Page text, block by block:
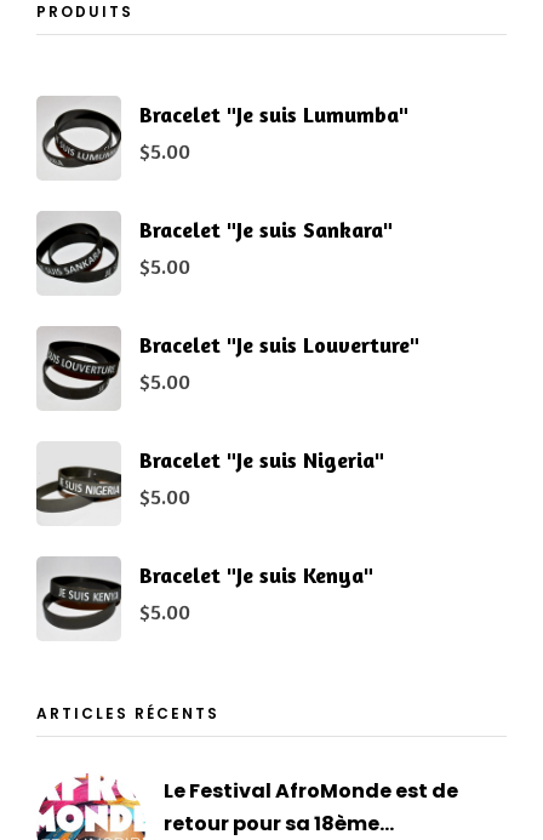
PRODUITS
Bracelet "Je suis Lumumba"
$5.00
Bracelet "Je suis Sankara"
$5.00
Bracelet "Je suis Louverture"
$5.00
Bracelet "Je suis Nigeria"
$5.00
Bracelet "Je suis Kenya"
$5.00
ARTICLES RÉCENTS
Le Festival AfroMonde est de
retour pour sa 18ème...